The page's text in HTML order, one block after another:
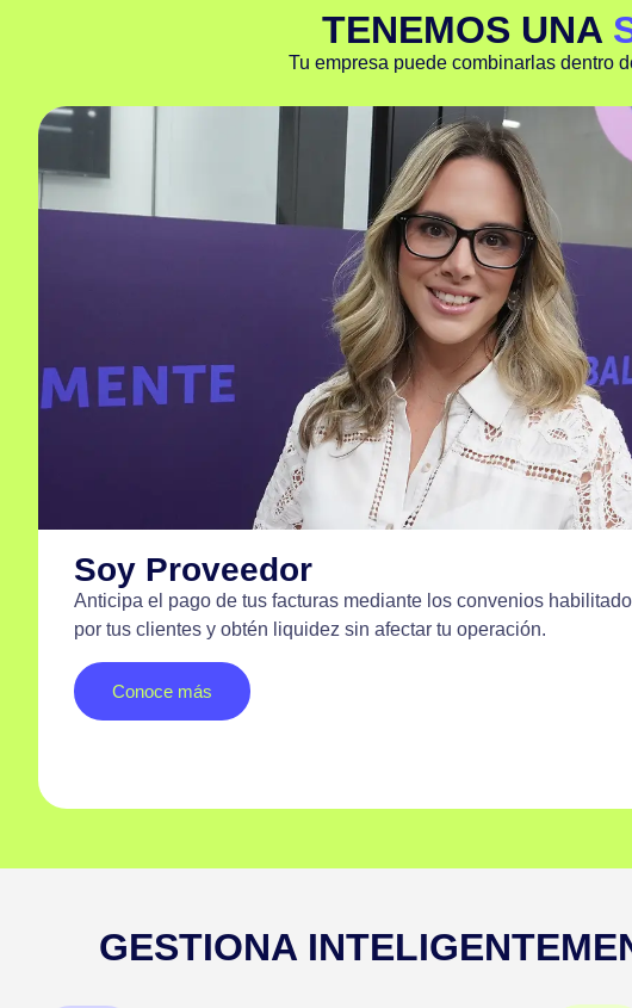
TENEMOS UNA
Tu empresa puede combinarlas dentro
Soy Proveedor
Anticipa el pago de tus facturas mediante los convenios
por tus clientes y obtén liquidez sin afectar tu operación.
Conoce más
GESTIONA